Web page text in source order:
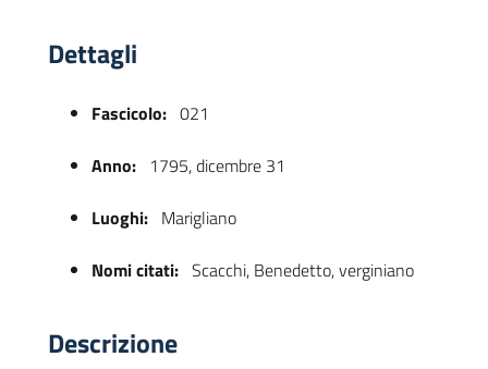
Dettagli
Fascicolo: 021
Anno: 1795, dicembre 31
Luoghi: Marigliano
Nomi citati: Scacchi, Benedetto, verginiano
Descrizione